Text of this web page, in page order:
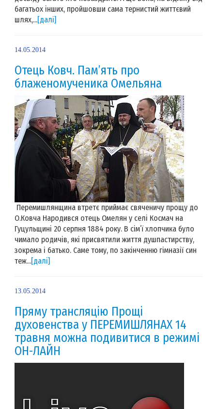
багатьох інших, пройшовши сама тернистий життєвий
шлях,...[далі]
14.05.2014
Отець Ковч. Пам’ять про
блаженомученика Омельяна
Перемишлянщина втретє приймає свяченичу прощу до
О.Ковча Народився отець Омелян у селі Космач на
Гуцульщині 20 серпня 1884 року. В сім’ї хлопчика було
чимало родичів, які присвятили життя душпастирству,
зокрема і батько. Саме тому, по закінченню гімназії син
теж...[далі]
13.05.2014
Пряму трансляцію Прощі
духовенства у ПЕРЕМИШЛЯНАХ 14
травня можна подивитися в режимі
ОН-ЛАЙН